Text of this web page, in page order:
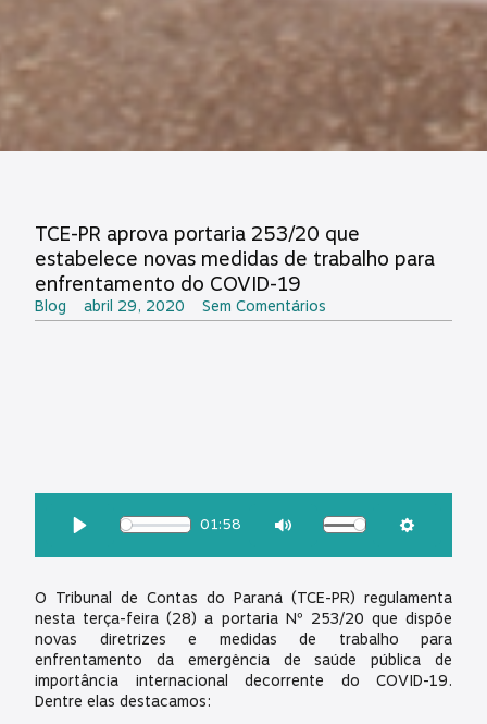
TCE-PR aprova portaria 253/20 que
estabelece novas medidas de trabalho para
enfrentamento do COVID-19
Blog abril 29, 2020 Sem Comentários
01:58
O Tribunal de Contas do Paraná (TCE-PR) regulamenta
nesta terça-feira (28) a portaria Nº 253/20 que dispõe
novas diretrizes e medidas de trabalho para
enfrentamento da emergência de saúde pública de
importância internacional decorrente do COVID-19.
Dentre elas destacamos: